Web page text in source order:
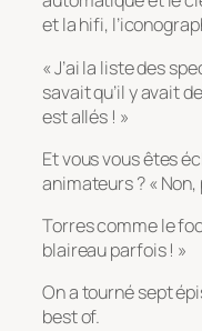
et la hifi,
« J’ai la liste des
savait qu’il y avait
est allés ! »
Et vous vous êtes
animateurs ? « Non,
Torres comme le
blaireau parfois ! »
On a tourné sept
best of.